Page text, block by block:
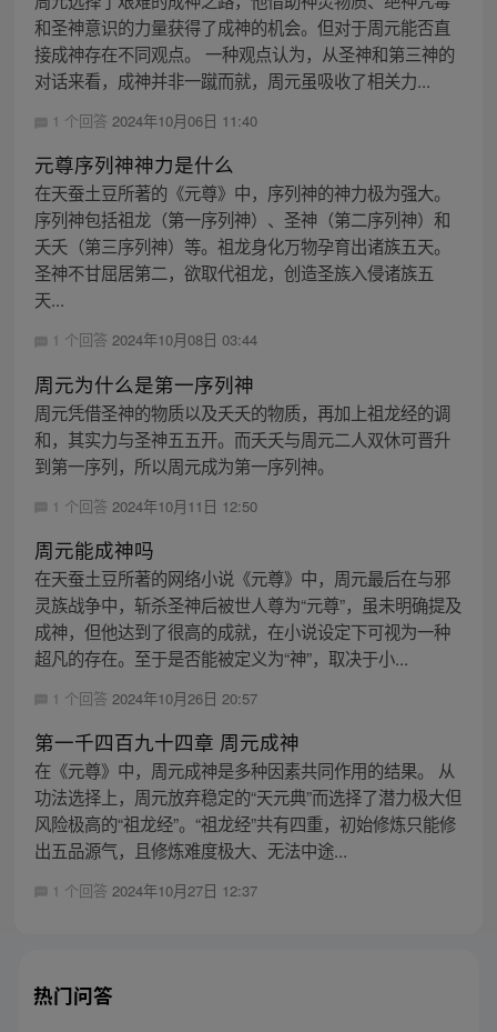
和圣神意识的力量获得了成神的机会。但对于周元能否直
接成神存在不同观点。 一种观点认为，从圣神和第三神的
对话来看，成神并非一蹴而就，周元虽吸收了相关力...
1 个回答 2024年10月06日 11:40
元尊序列神神力是什么
在天蚕土豆所著的《元尊》中，序列神的神力极为强大。
序列神包括祖龙（第一序列神）、圣神（第二序列神）和
夭夭（第三序列神）等。祖龙身化万物孕育出诸族五天。
圣神不甘屈居第二，欲取代祖龙，创造圣族入侵诸族五
天...
1 个回答 2024年10月08日 03:44
周元为什么是第一序列神
周元凭借圣神的物质以及夭夭的物质，再加上祖龙经的调
和，其实力与圣神五五开。而夭夭与周元二人双休可晋升
到第一序列，所以周元成为第一序列神。
1 个回答 2024年10月11日 12:50
周元能成神吗
在天蚕土豆所著的网络小说《元尊》中，周元最后在与邪
灵族战争中，斩杀圣神后被世人尊为“元尊”，虽未明确提及
成神，但他达到了很高的成就，在小说设定下可视为一种
超凡的存在。至于是否能被定义为“神”，取决于小...
1 个回答 2024年10月26日 20:57
第一千四百九十四章 周元成神
在《元尊》中，周元成神是多种因素共同作用的结果。 从
功法选择上，周元放弃稳定的“天元典”而选择了潜力极大但
风险极高的“祖龙经”。“祖龙经”共有四重，初始修炼只能修
出五品源气，且修炼难度极大、无法中途...
1 个回答 2024年10月27日 12:37
热门问答